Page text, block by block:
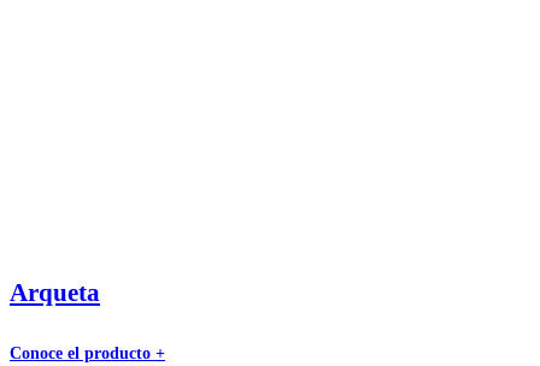
Arqueta
Conoce el producto +